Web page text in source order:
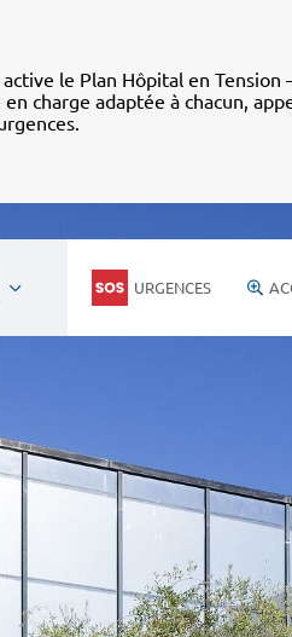
le Plan Hôpital en Tension
charge adaptée à chacun,
URGENCES